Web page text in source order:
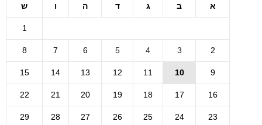
א ב ג ד ה ו ש
1
2
3
4
5
6
7
8
9
10
11
12
13
14
15
16
17
18
19
20
21
22
23
24
25
26
27
28
29